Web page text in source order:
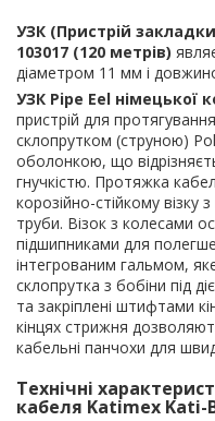
УЗК (Пристрій
103017 (120 метрів)
діаметром 11 мм і
УЗК Pipe Eel німецької
пристрій для
склопрутком (струною)
оболонкою, що
гнучкістю. Протяжка
корозійно-стійкому візку
труби. Візок з колесами
підшипниками для
інтегрованим гальмом,
склопрутка з бобіни під
та закріплені штифтами
кінцях стрижня
кабельні панчохи для
Технічні
кабеля Katimex Kati-